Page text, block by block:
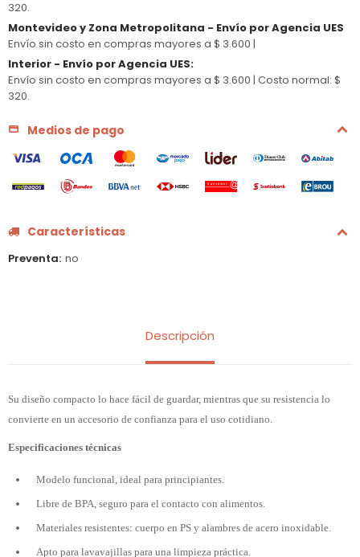
320.
Montevideo y Zona Metropolitana - Envío por Agencia UES
Envío sin costo en compras mayores a $ 3.600 |
Interior - Envío por Agencia UES:
Envío sin costo en compras mayores a $ 3.600 | Costo normal: $
320.
Medios de pago
Características
Preventa no
Descripción
Su diseño compacto lo hace fácil de guardar, mientras que su resistencia lo
convierte en un accesorio de confianza para el uso cotidiano.
Especificaciones técnicas
Modelo funcional, ideal para principiantes.
Libre de BPA, seguro para el contacto con alimentos.
Materiales resistentes: cuerpo en PS y alambres de acero inoxidable.
Apto para lavavajillas para una limpieza práctica.